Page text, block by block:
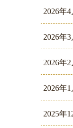
2026年4
2026年3
2026年2
2026年1
2025年